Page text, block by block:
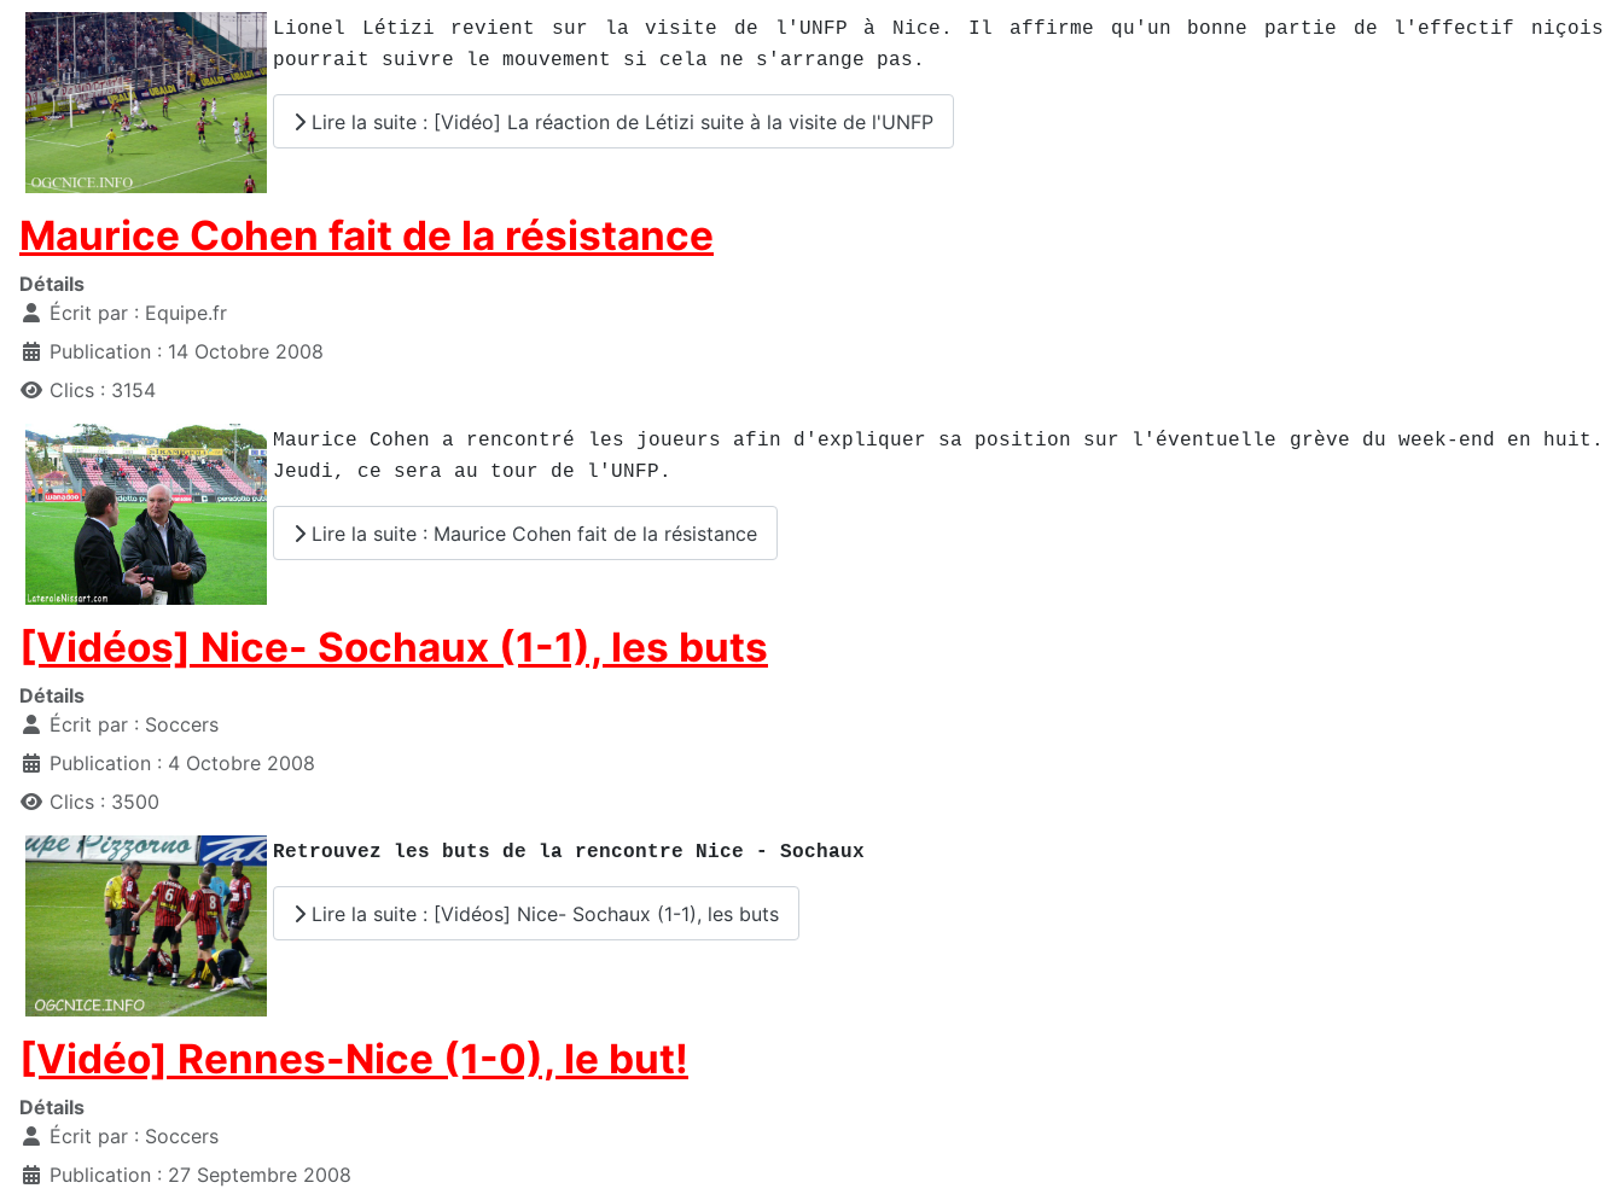
Lionel Létizi revient sur la visite de l'UNFP à Nice. Il affirme qu'un bonne partie de l'effectif niçois
pourrait suivre le mouvement si cela ne s'arrange pas.
Lire la suite : [Vidéo] La réaction de Létizi suite à la visite de l'UNFP
Maurice Cohen fait de la résistance
Détails
Écrit par : Equipe.fr
Publication : 14 Octobre 2008
Clics : 3154
Maurice Cohen a rencontré les joueurs afin d'expliquer sa position sur l'éventuelle grève du week-end en huit.
Jeudi, ce sera au tour de l'UNFP.
Lire la suite : Maurice Cohen fait de la résistance
[Vidéos] Nice- Sochaux (1-1), les buts
Détails
Écrit par : Soccers
Publication : 4 Octobre 2008
Clics : 3500
Retrouvez les buts de la rencontre Nice - Sochaux
Lire la suite : [Vidéos] Nice- Sochaux (1-1), les buts
[Vidéo] Rennes-Nice (1-0), le but!
Détails
Écrit par : Soccers
Publication : 27 Septembre 2008